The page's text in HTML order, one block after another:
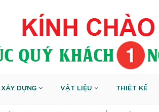
XÂY DỰNG VẬT LIỆU THIÊT KẾ